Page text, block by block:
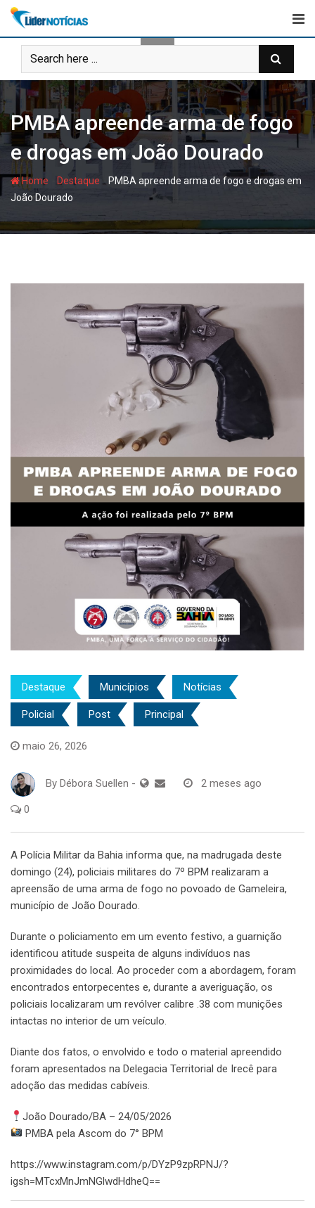
Skip
content
PMBA apreende arma de fogo
e drogas em João Dourado
Home Destaque - PMBA apreende arma de fogo e drogas em
João Dourado
Destaque Municípios Notícias
Policial Post Principal
maio 26, 2026
By Débora Suellen - 2 meses ago
0
A Polícia Militar da Bahia informa que, na madrugada deste
domingo (24), policiais militares do 7º BPM realizaram a
apreensão de uma arma de fogo no povoado de Gameleira,
município de João Dourado.
Durante o policiamento em um evento festivo, a guarnição
identificou atitude suspeita de alguns indivíduos nas
proximidades do local. Ao proceder com a abordagem, foram
encontrados entorpecentes e, durante a averiguação, os
policiais localizaram um revólver calibre .38 com munições
intactas no interior de um veículo.
Diante dos fatos, o envolvido e todo o material apreendido
foram apresentados na Delegacia Territorial de Irecê para
adoção das medidas cabíveis.
João Dourado/BA – 24/05/2026
PMBA pela Ascom do 7° BPM
https://www.instagram.com/p/DYzP9zpRPNJ/?
igsh=MTcxMnJmNGlwdHdheQ==